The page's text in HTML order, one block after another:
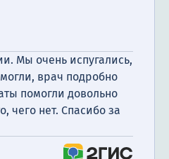
Мы очень испугались,
врач подробно
помогли довольно
чего нет. Спасибо за